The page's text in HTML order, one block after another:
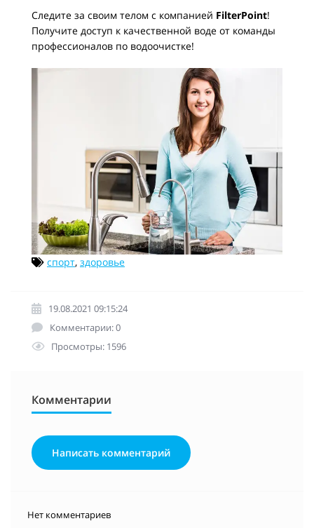
Следите за своим телом с компанией FilterPoint!
Получите доступ к качественной воде от команды
профессионалов по водоочистке!
спорт, здоровье
19.08.2021 09:15:24
Комментарии: 0
Просмотры: 1596
Комментарии
Написать комментарий
Нет комментариев